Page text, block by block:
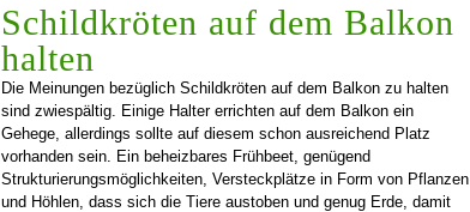
Schildkröten auf dem Balkon
halten
Die Meinungen bezüglich Schildkröten auf dem Balkon zu halten
sind zwiespältig. Einige Halter errichten auf dem Balkon ein
Gehege, allerdings sollte auf diesem schon ausreichend Platz
vorhanden sein. Ein beheizbares Frühbeet, genügend
Strukturierungsmöglichkeiten, Versteckplätze in Form von Pflanzen
und Höhlen, dass sich die Tiere austoben und genug Erde, damit